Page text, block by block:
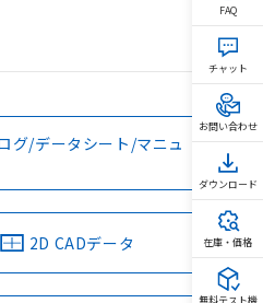
グ/データシート/マニュ
2D CADデータ
FAQ
チャット
お問い合わせ
ダウンロード
在庫・価格